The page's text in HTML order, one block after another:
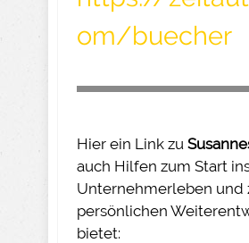
om/buecher
Hier ein Link zu
auch Hilfen zum Start
Unternehmerleben und
persönlichen
bietet: